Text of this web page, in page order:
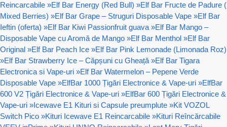
Reincarcabile »Elf Bar Energy (Red Bull) »Elf Bar Fructe de Padure (
Mixed Berries) »Elf Bar Grape – Struguri Disposable Vape »Elf Bar
Ieftin (oferta) »Elf Bar Kiwi Passionfruit guava »Elf Bar Mango –
Disposable Vape cu Aromă de Mango »Elf Bar Menthol »Elf Bar
Original »Elf Bar Peach Ice »Elf Bar Pink Lemonade (Limonada Roz)
»Elf Bar Strawberry Ice – Căpșuni cu Gheață »Elf Bar Tigara
Electronica si Vape-uri »Elf Bar Watermelon – Pepene Verde
Disposable Vape »ElfBar 1000 Țigări Electronice & Vape-uri »ElfBar
600 V2 Țigări Electronice & Vape-uri »ElfBar 600 Țigări Electronice &
Vape-uri »Icewave E1 Kituri si Capsule preumplute »Kit VOZOL
Switch Pico »Kituri Icewave E1 Reincarcabile »Kituri Reîncărcabile